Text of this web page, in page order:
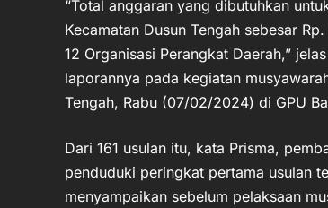
“Total anggaran yang dibutuhkan
Kecamatan Dusun Tengah sebesar
12 Organisasi Perangkat Daerah,”
laporannya pada kegiatan
Tengah, Rabu (07/02/2024) di GPU
Dari 161 usulan itu, kata Prisma,
penduduki peringkat pertama usulan
menyampaikan sebelum pelaksaan